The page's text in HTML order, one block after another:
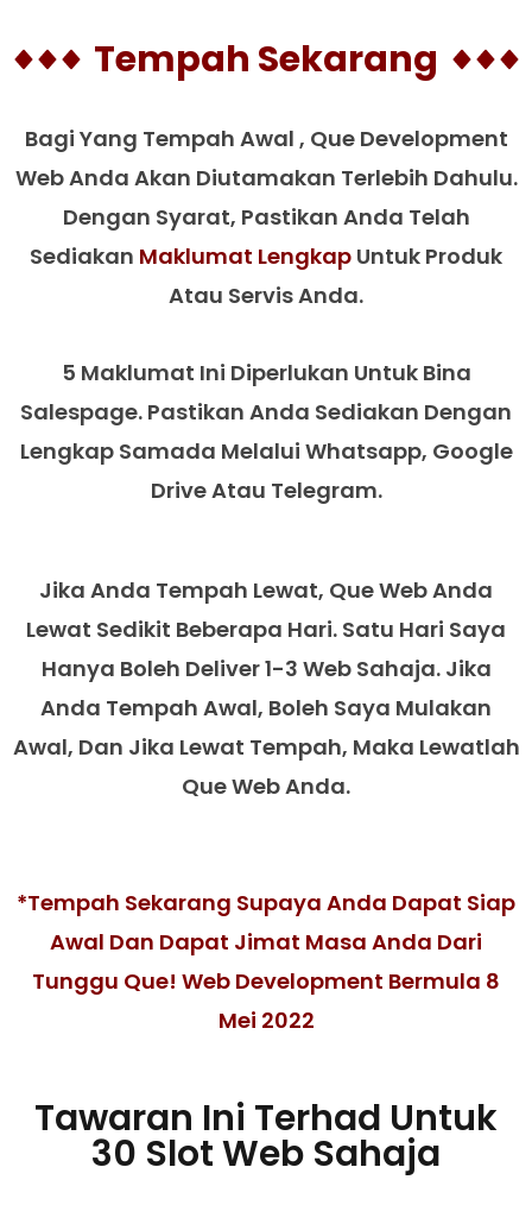
Tempah Sekarang
Bagi Yang Tempah Awal , Que Development
Web Anda Akan Diutamakan Terlebih Dahulu.
Dengan Syarat, Pastikan Anda Telah
Sediakan Maklumat Lengkap Untuk Produk
Atau Servis Anda.
5 Maklumat Ini Diperlukan Untuk Bina
Salespage. Pastikan Anda Sediakan Dengan
Lengkap Samada Melalui Whatsapp, Google
Drive Atau Telegram.
Jika Anda Tempah Lewat, Que Web Anda
Lewat Sedikit Beberapa Hari. Satu Hari Saya
Hanya Boleh Deliver 1-3 Web Sahaja. Jika
Anda Tempah Awal, Boleh Saya Mulakan
Awal, Dan Jika Lewat Tempah, Maka Lewatlah
Que Web Anda.
*Tempah Sekarang Supaya Anda Dapat Siap
Awal Dan Dapat Jimat Masa Anda Dari
Tunggu Que! Web Development Bermula 8
Mei 2022
Tawaran Ini Terhad Untuk
30 Slot Web Sahaja